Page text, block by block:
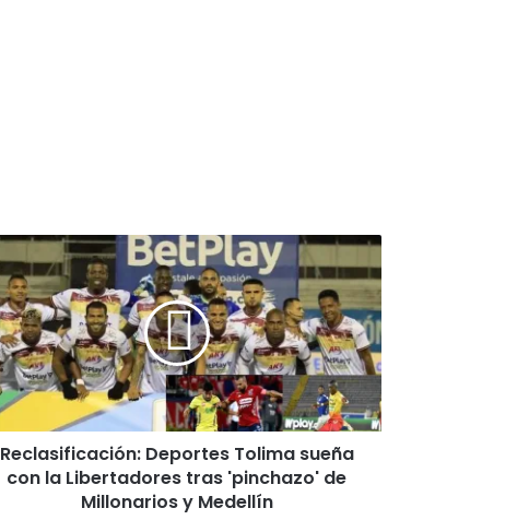
Reclasificación: Deportes Tolima sueña
con la Libertadores tras 'pinchazo' de
Millonarios y Medellín